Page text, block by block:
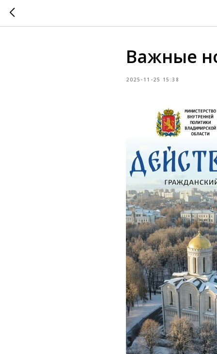
Важные
2025-11-25 15:38